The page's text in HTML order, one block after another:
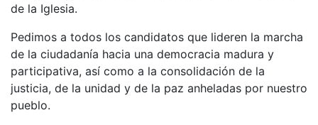
de la Iglesia.
Pedimos a todos los candidatos que lideren la marcha
de la ciudadanía hacia una democracia madura y
participativa, así como a la consolidación de la
justicia, de la unidad y de la paz anheladas por nuestro
pueblo.